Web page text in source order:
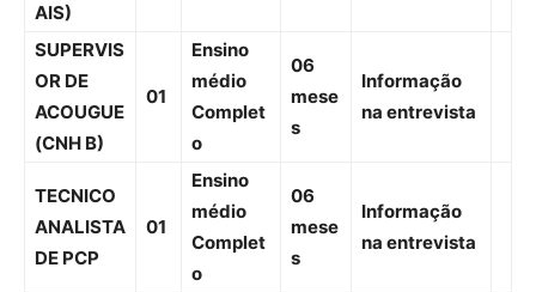
AIS)
SUPERVIS
OR DE
ACOUGUE
(CNH B)
01
Ensino
médio
Complet
o
06
mese
s
Informação
na entrevista
TECNICO
ANALISTA
DE PCP
01
Ensino
médio
Complet
o
06
mese
s
Informação
na entrevista